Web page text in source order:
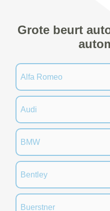
Grote beurt
Alfa Romeo
Audi
BMW
Bentley
Buerstner